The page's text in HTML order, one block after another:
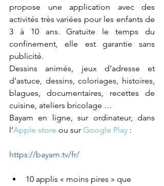
propose une application avec des
activités très variées pour les enfants de
3 à 10 ans. Gratuite le temps du
confinement, elle est garantie sans
publicité.
Dessins animés, jeux d’adresse et
d’astuce, dessins, coloriages, histoires,
blagues, documentaires, recettes de
cuisine, ateliers bricolage …
Bayam en ligne, sur ordinateur, dans
l’Apple store ou sur Google Play :
https://bayam.tv/fr/
10 applis « moins pires » que